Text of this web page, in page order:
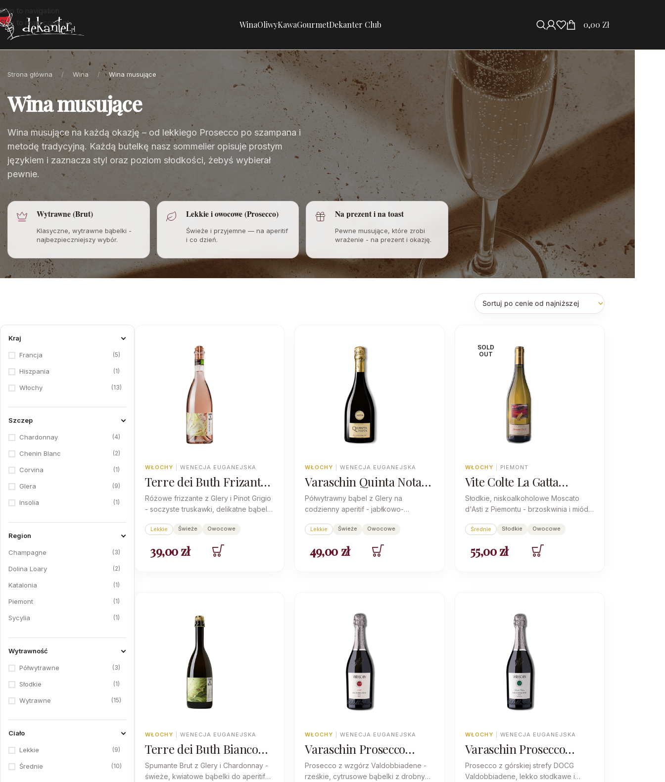
Skip to navigation
Skip to main content
WinaOliwyKawaGourmetDekanter Club 0,00 Zł
Strona główna / Wina / Wina musujące
Wina musujące
Wina musujące na każdą okazję – od lekkiego Prosecco po szampana i
metodę tradycyjną. Każdą butelkę nasz sommelier opisuje prostym
językiem i zaznacza styl oraz poziom słodkości, żebyś wybierał
pewnie.
Wytrawne (Brut)
Klasyczne, wytrawne bąbelki -
najbezpieczniejszy wybór.
Lekkie i owocowe (Prosecco)
Świeże i przyjemne — na aperitif
i co dzień.
Na prezent i na toast
Pewne musujące, które zrobi
wrażenie - na prezent i okazję.
Kraj
Francja 5
Hiszpania 1
Włochy 13
Szczep
Chardonnay 4
Chenin Blanc 2
Corvina 1
Glera 9
Insolia 1
Moscato
Nero D'Avola 1
Oseleta 1
Parellada 1
Pinot Grigio 1
Pinot Noir 3
Trebbiano di Soave
Xarel·lo 1
Region
Champagne 3
Dolina Loary 2
Katalonia 1
Piemont 1
Sycylia 1
Wytrawność
Półwytrawne 3
Słodkie 1
Wytrawne 15
Ciało
Lekkie 9
Średnie 10
WŁOCHY WENECJA EUGANEJSKA
Terre dei Buth Frizante
Rose Extra Dry
Różowe frizzante z Glery i Pinot Grigio
- soczyste truskawki, delikatne bąbelki
świeżą kwasowość.
Lekkie Świeże Owocowe
39,00zł
WŁOCHY WENECJA EUGANEJSKA
Varaschin Quinta Nota
Gran Cuvee Extra Dry
Półwytrawny bąbel z Glery na
codzienny aperitif - jabłkowo-
wyraźną kwasowość.
Lekkie Świeże Owocowe
49,00 zł
SOLD
OUT
WŁOCHY PIEMONT
Vite Colte La Gatta
Moscato d’Asti
Słodkie, niskoalkoholowe Moscato
d'Asti z Piemontu - brzoskwinia i miód,
od cukrowego przesytu.
Średnie Słodkie Owocowe
55,00zł
WŁOCHY WENECJA EUGANEJSKA
Terre dei Buth Bianco
Special Cuvée
Spumante Brut z Glery i Chardonnay -
świeże, kwiatowe bąbelki do aperitifu,
WŁOCHY WENECJA EUGANEJSKA
Varaschin Prosecco
Valdobiadene Brut 1930
Prosecco z wzgórz Valdobbiadene -
rześkie, cytrusowe bąbelki z drobnym
WŁOCHY WENECJA EUGANEJSKA
Varaschin Prosecco
Valdobiadene Strada
Chiesa Extra Dry
Prosecco z górskiej strefy DOCG
Valdobbiadene, lekko słodkawe i